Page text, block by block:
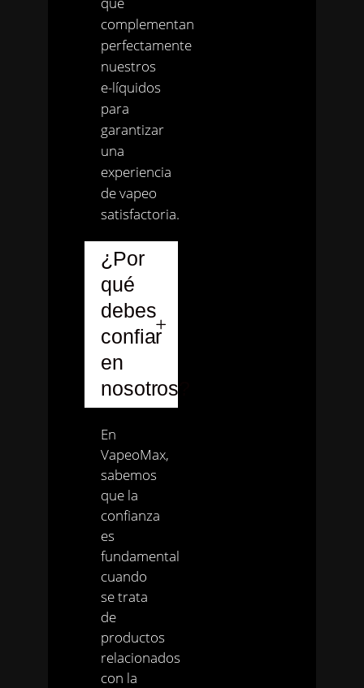
complementan
perfectamente
nuestros
e-líquidos
para
garantizar
una
experiencia
de vapeo
satisfactoria.
¿Por
qué
debes
confiar
en
nosotros?
En
VapeoMax,
sabemos
que la
confianza
es
fundamental
cuando
se trata
de
productos
relacionados
con la